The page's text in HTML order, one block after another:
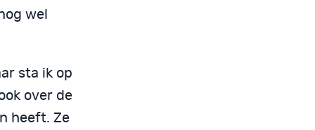
wel
sta ik op
over de
heeft. Ze